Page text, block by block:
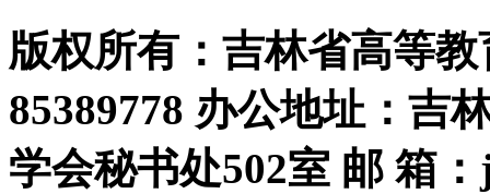
版权所有：吉林省高等
85389778 办公地址：吉
学会秘书处502室 邮 箱